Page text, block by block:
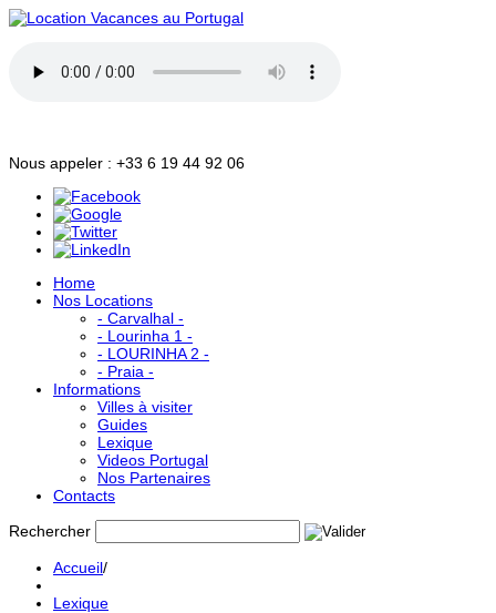
Nous appeler : +33 6 19 44 92 06
Home
Nos Locations
- Carvalhal -
- Lourinha 1 -
- LOURINHA 2 -
- Praia -
Informations
Villes à visiter
Guides
Lexique
Videos Portugal
Nos Partenaires
Contacts
Rechercher
Accueil/
Lexique